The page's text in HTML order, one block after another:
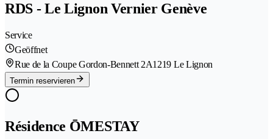
RDS - Le Lignon Vernier Genève
Service
Geöffnet
Rue de la Coupe Gordon-Bennett 2A1219 Le Lignon
Termin reservieren
Résidence ŌMESTAY